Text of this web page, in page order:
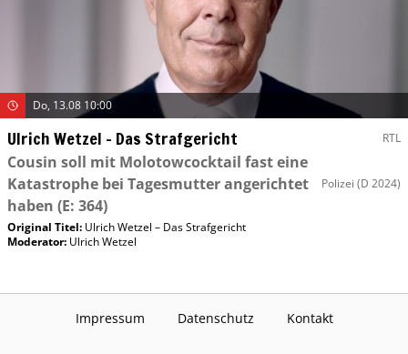
Do, 13.08 10:00
Ulrich Wetzel – Das Strafgericht RTL
Cousin soll mit Molotowcocktail fast eine
Katastrophe bei Tagesmutter angerichtet
haben (E: 364)
Polizei (D 2024)
Original Titel: Ulrich Wetzel – Das Strafgericht
Moderator: Ulrich Wetzel
Impressum Datenschutz Kontakt